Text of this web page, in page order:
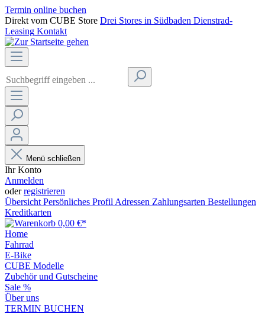
Termin online buchen
Direkt vom CUBE Store Drei Stores in Südbaden Dienstrad-
Leasing Kontakt
Menü schließen
Ihr Konto
Anmelden
oderregistrieren
Übersicht Persönliches Profil Adressen Zahlungsarten Bestellungen
Kreditkarten
0,00 €*
Home
Fahrrad
E-Bike
CUBE Modelle
Zubehör und Gutscheine
Sale %
Über uns
TERMIN BUCHEN